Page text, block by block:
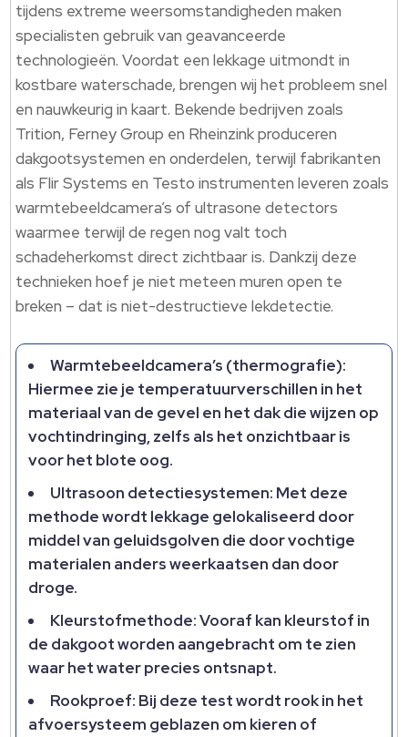
tijdens extreme weersomstandigheden maken
specialisten gebruik van geavanceerde
technologieën. Voordat een lekkage uitmondt in
kostbare waterschade, brengen wij het probleem snel
en nauwkeurig in kaart. Bekende bedrijven zoals
Trition, Ferney Group en Rheinzink produceren
dakgootsystemen en onderdelen, terwijl fabrikanten
als Flir Systems en Testo instrumenten leveren zoals
warmtebeeldcamera’s of ultrasone detectors
waarmee terwijl de regen nog valt toch
schadeherkomst direct zichtbaar is. Dankzij deze
technieken hoef je niet meteen muren open te
breken – dat is niet-destructieve lekdetectie.
Warmtebeeldcamera’s (thermografie):
Hiermee zie je temperatuurverschillen in het
materiaal van de gevel en het dak die wijzen op
vochtindringing, zelfs als het onzichtbaar is
voor het blote oog.
Ultrasoon detectiesystemen: Met deze
methode wordt lekkage gelokaliseerd door
middel van geluidsgolven die door vochtige
materialen anders weerkaatsen dan door
droge.
Kleurstofmethode: Vooraf kan kleurstof in
de dakgoot worden aangebracht om te zien
waar het water precies ontsnapt.
Rookproef: Bij deze test wordt rook in het
afvoersysteem geblazen om kieren of